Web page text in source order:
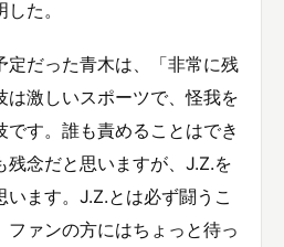
た。
定だった青木は、「非常に残
は激しいスポーツで、怪我を
す。誰も責めることはでき
残念だと思いますが、J.Z.を
ます。J.Z.とは必ず闘うこ
ファンの方にはちょっと待っ